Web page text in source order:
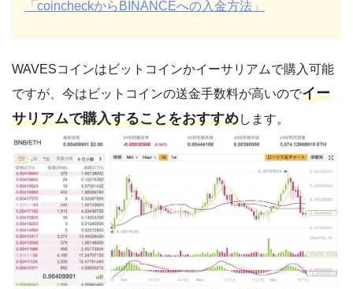
「coincheckからBINANCEへの入金方法」
WAVESコインはビットコインかイーサリアムで購入可能
ですが、今はビットコインの送金手数料が高いのでイー
サリアムで購入することをおすすめします。